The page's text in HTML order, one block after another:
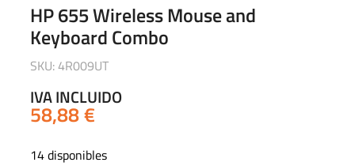
HP 655 Wireless Mouse and
Keyboard Combo
SKU: 4R009UT
IVA INCLUIDO
58,88€
14 disponibles